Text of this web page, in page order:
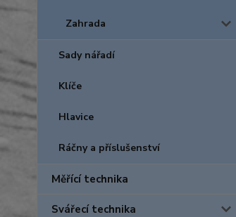
Zahrada
Sady nářadí
Klíče
Hlavice
Ráčny a příslušenství
Měřící technika
Svářecí technika